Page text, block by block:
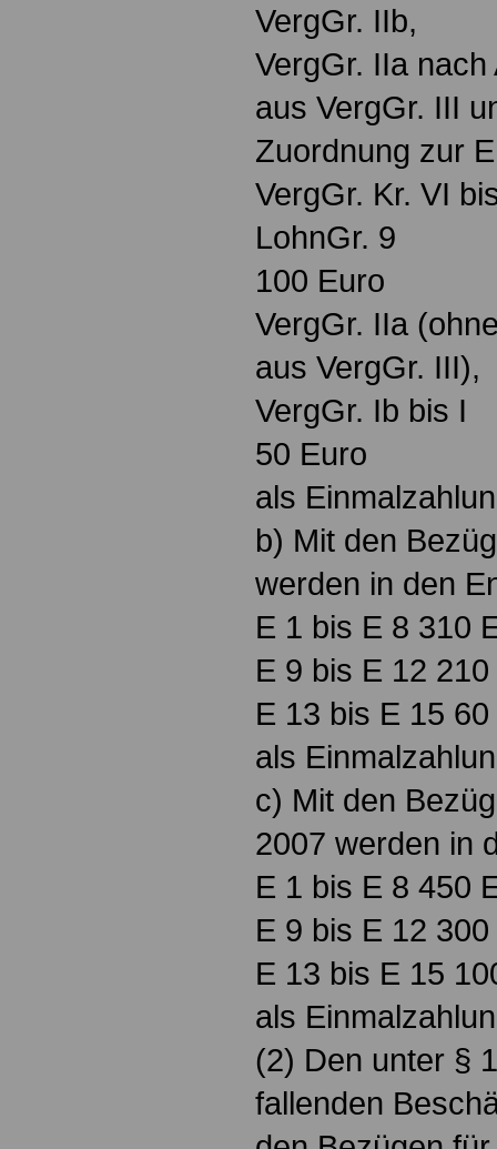
VergGr. IIb,
VergGr. IIa nach
aus VergGr. III
Zuordnung zur
VergGr. Kr. VI
LohnGr. 9
100 Euro
VergGr. IIa
aus VergGr. III),
VergGr. Ib bis I
50 Euro
als
b) Mit den
werden in den
E 1 bis E 8 310
E 9 bis E 12
E 13 bis E 15
als
c) Mit den
2007 werden in
E 1 bis E 8 450
E 9 bis E 12
E 13 bis E 15
als
(2) Den unter §
fallenden